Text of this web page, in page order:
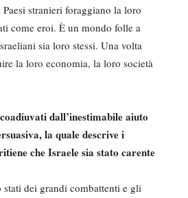
stranieri foraggiano la loro
come eroi. È un mondo folle a
sia loro stessi. Una volta
la loro economia, la loro società
dall’inestimabile aiuto
la quale descrive i
che Israele sia stato carente
dei grandi combattenti e gli